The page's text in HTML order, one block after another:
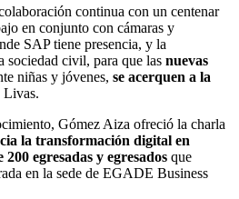
continua con un centenar
en conjunto con cámaras y
SAP tiene presencia, y la
sociedad civil, para que las nuevas
niñas y jóvenes, se acerquen a la
Livas.
Gómez Aiza ofreció la charla
la transformación digital en
egresadas y egresados que
en la sede de EGADE Business